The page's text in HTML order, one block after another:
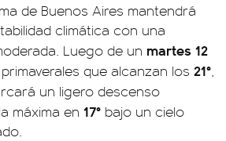
de Buenos Aires mantendrá
climática con una
Luego de un martes 12
que alcanzan los 21°,
un ligero descenso
máxima en 17° bajo un cielo